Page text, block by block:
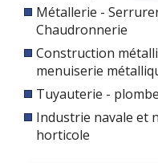
Métallerie -
Chaudronnerie
Construction
menuiserie
Tuyauterie -
Industrie navale et
horticole